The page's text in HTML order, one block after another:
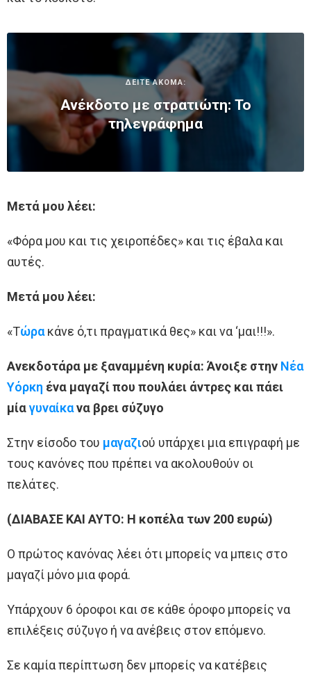
ΔΕΙΤΕ ΑΚΟΜΑ:
Ανέκδοτο με στρατιώτη: Το
τηλεγράφημα
Μετά μου λέει:
«Φόρα μου και τις χειροπέδες» και τις έβαλα και
αυτές.
Μετά μου λέει:
«Τώρακάνε ό,τι πραγματικά θες» και να ‘μαι!!!».
Ανεκδοτάρα με ξαναμμένη κυρία: Άνοιξε στην Νέα
Υόρκη ένα μαγαζί που πουλάει άντρες και πάει
μίαγυναίκανα βρει σύζυγο
Στην είσοδο του μαγαζιού υπάρχει μια επιγραφή με
τους κανόνες που πρέπει να ακολουθούν οι
πελάτες.
(ΔΙΑΒΑΣΕ ΚΑΙ ΑΥΤΟ: Η κοπέλα των 200 ευρώ)
Ο πρώτος κανόνας λέει ότι μπορείς να μπεις στο
μαγαζί μόνο μια φορά.
Υπάρχουν 6 όροφοι και σε κάθε όροφο μπορείς να
επιλέξεις σύζυγο ή να ανέβεις στον επόμενο.
Σε καμία περίπτωση δεν μπορείς να κατέβεις